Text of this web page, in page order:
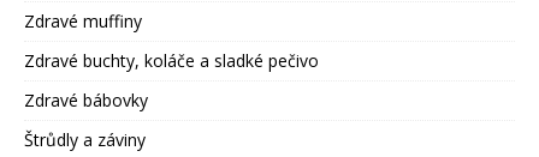
Zdravé muffiny
Zdravé buchty, koláče a sladké pečivo
Zdravé bábovky
Štrůdly a záviny